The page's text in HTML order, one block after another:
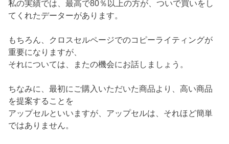
私の実績では、最高で80％以上の方が、ついで買いをし
てくれたデーターがあります。
もちろん、クロスセルページでのコピーライティングが
重要になりますが、
それについては、またの機会にお話しましょう。
ちなみに、最初にご購入いただいた商品より、高い商品
を提案することを
アップセルといいますが、アップセルは、それほど簡単
ではありません。